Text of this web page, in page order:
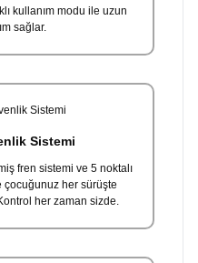
kullanım modu ile uzun
sağlar.
Sistemi
fren sistemi ve 5 noktalı
her sürüşte
her zaman sizde.